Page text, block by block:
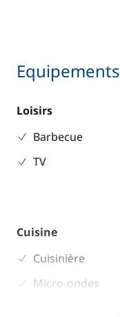
Equipements
Loisirs
Barbecue
TV
Cuisine
Cuisinière
Micro-ondes